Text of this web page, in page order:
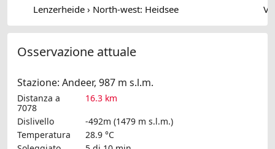
Lenzerheide › North-west: Heidsee
Osservazione attuale
Stazione: Andeer, 987 m s.l.m.
Distanza a
7078
16.3 km
Dislivello
-492m (1479 m s.l.m.)
Temperatura
28.9 °C